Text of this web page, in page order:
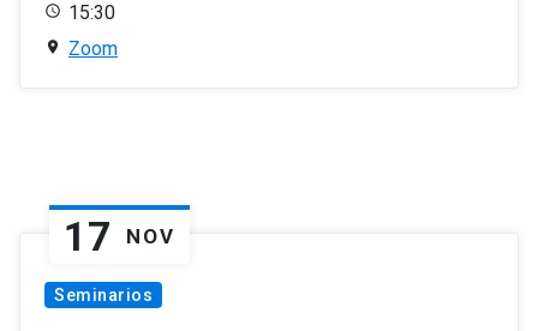
15:30
Zoom
17 NOV
Seminarios